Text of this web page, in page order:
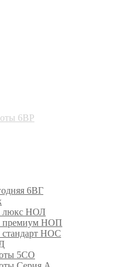
6ВР
6ВГ
люкс НОЛ
премиум НОП
стандарт НОС
5СО